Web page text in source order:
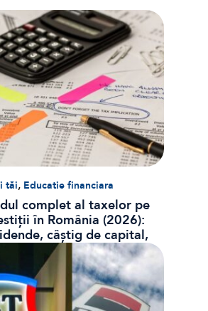
tăi, Educatie financiara
complet al taxelor pe
în România (2026):
câștig de capital,
și CASS